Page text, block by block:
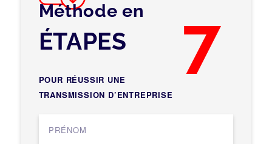
Méthode en 7
ÉTAPES
POUR RÉUSSIR UNE
TRANSMISSION D’ENTREPRISE